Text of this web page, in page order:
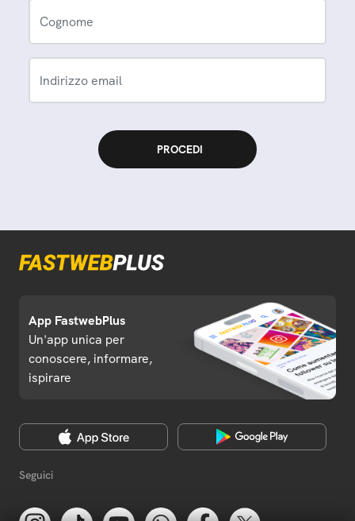
Cognome
Indirizzo email
App FastwebPlus
Un'app unica per
conoscere, informare,
ispirare
Seguici